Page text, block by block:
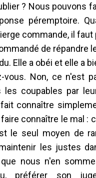
? Nous pouvons
péremptoire.
commande, il faut
de répandre
Elle a obéi et elle a
vous. Non, ce n'est
les coupables par
connaître
connaître le mal :
le seul moyen de
les justes
nous n'en
préférer son